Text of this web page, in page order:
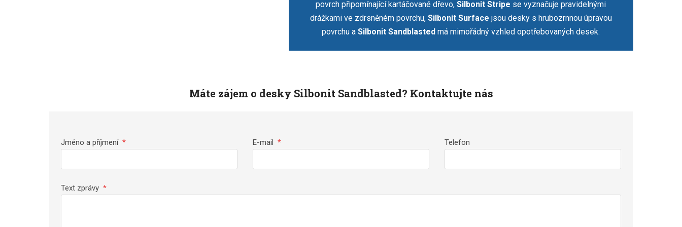
povrch připomínající kartáčované dřevo,Silbonit Stripe se vyznačuje pravidelnými
drážkami ve zdrsněném povrchu, Silbonit Surface jsou desky s hrubozrnnou úpravou
povrchu aSilbonit Sandblasted má mimořádný vzhled opotřebovaných desek.
Máte zájem o desky Silbonit Sandblasted? Kontaktujte nás
Jméno a příjmení * E-mail * Telefon
Text zprávy *